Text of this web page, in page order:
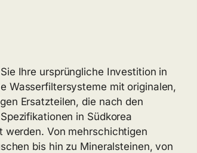
Ihre ursprüngliche Investition in
Wasserfiltersysteme mit originalen,
Ersatzteilen, die nach den
in Südkorea
werden. Von mehrschichtigen
bis hin zu Mineralsteinen, von